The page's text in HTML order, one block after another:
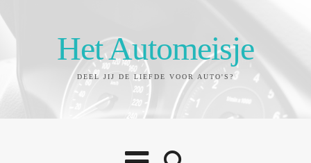
Het Automeisje
DEEL JIJ DE LIEFDE VOOR AUTO'S?